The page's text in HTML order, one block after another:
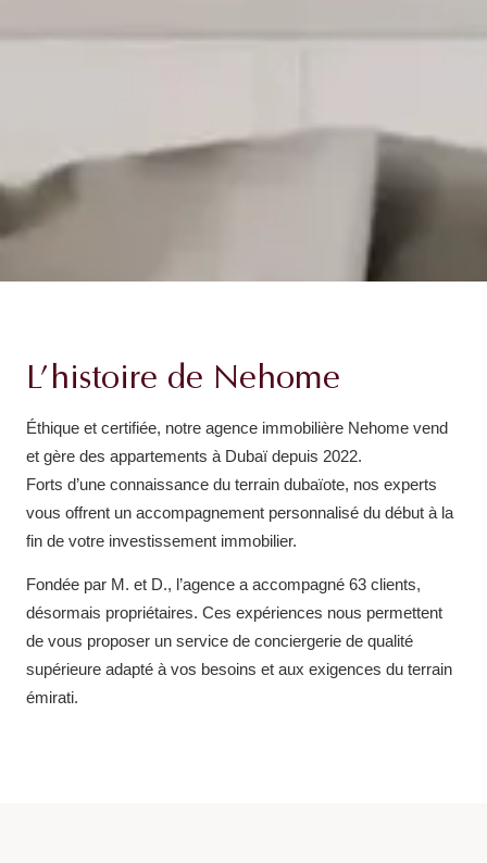
L’histoire de Nehome
Éthique et certifiée, notre agence immobilière Nehome vend
et gère des appartements à Dubaï depuis 2022.
Forts d’une connaissance du terrain dubaïote, nos experts
vous offrent un accompagnement personnalisé du début à la
fin de votre investissement immobilier.
Fondée par M. et D., l’agence a accompagné 63 clients,
désormais propriétaires. Ces expériences nous permettent
de vous proposer un service de conciergerie de qualité
supérieure adapté à vos besoins et aux exigences du terrain
émirati.